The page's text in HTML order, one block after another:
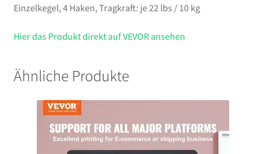
Einzelkegel, 4 Haken, Tragkraft: je 22 lbs / 10 kg
Hier das Produkt direkt auf VEVOR ansehen
Ähnliche Produkte